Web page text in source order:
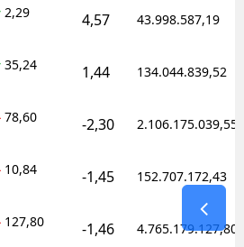
2,29 4,57 43.998.587,19
35,24 1,44 134.044.839,52
78,60 -2,30 2.106.175.039,55
10,84 -1,45 152.707.172,43
127,80 -1,46 4.765.179.127,80